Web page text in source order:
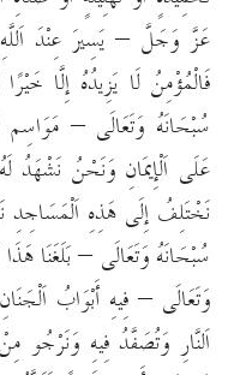
عَزَّ وَجَلَّ – يَسِيرَ عِنْدَ
فَالْمُؤْمِنُ لَا يَزِيدُهُ إِلَّا
سُبْحَانَهُ وَتَعَالَى –
عَلَى اَلْإِيمَانِ وَنَحْنُ نَشْهَدُ لَهُ
نَخْتَلِفُ إِلَى هَذِهِ اَلْمَسَاجِدِ
سُبْحَانَهُ وَتَعَالَى – بَلَغَنَا
وَتَعَالَى – فِيهِ أَبْوَابُ
اَلنَّارِ وَتُصَفَّدُ فِيهِ وَنَرْجُو